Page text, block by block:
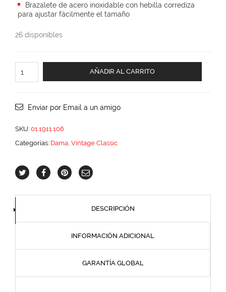
Brazalete de acero inoxidable con hebilla corrediza
para ajustar fácilmente el tamaño
26 disponibles
Classic
cantidad
AÑADIR AL CARRITO
Enviar por Email a un amigo
SKU: 01.1911.106
Categorías: Dama Vintage Classic
DESCRIPCIÓN
INFORMACIÓN ADICIONAL
GARANTÍA GLOBAL